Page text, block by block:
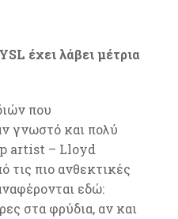
έχει λάβει μέτρια
που
γνωστό και πολύ
artist – Lloyd
τις πιο ανθεκτικές
εδώ:
στα φρύδια, αν και